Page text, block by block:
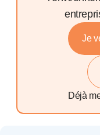
Je
Déjà